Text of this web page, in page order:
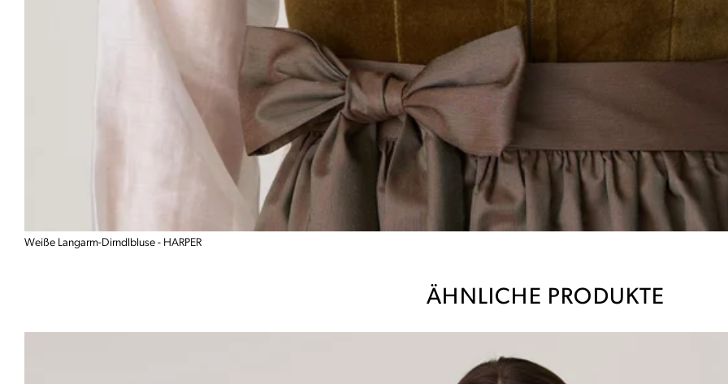
Weiße Langarm-Dirndlbluse - HARPER
ÄHNLICHE PRODUKTE